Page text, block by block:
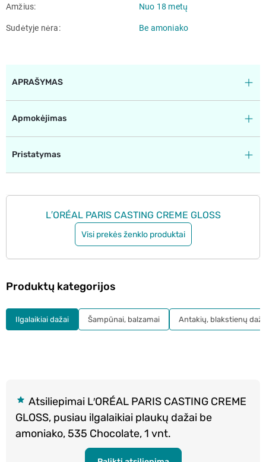
Amžius Nuo 18 metų
Sudėtyje nėra Be amoniako
APRAŠYMAS
Apmokėjimas
Pristatymas
L′ORÉAL PARIS CASTING CREME GLOSS
Visi prekės ženklo produktai
Atsiliepimai L′ORÉAL PARIS CASTING CREME
GLOSS, pusiau ilgalaikiai plaukų dažai be
amoniako, 535 Chocolate, 1 vnt.
Produktų kategorijos
Ilgalaikiai dažai Šampūnai, balzamai Antakių, blakstienų